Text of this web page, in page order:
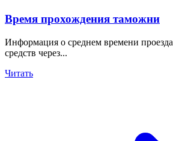
Время прохождения таможни
Информация о среднем времени
средств через...
Читать